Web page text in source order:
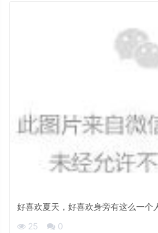
好喜欢夏天，好喜欢身旁有这么一个
25
0